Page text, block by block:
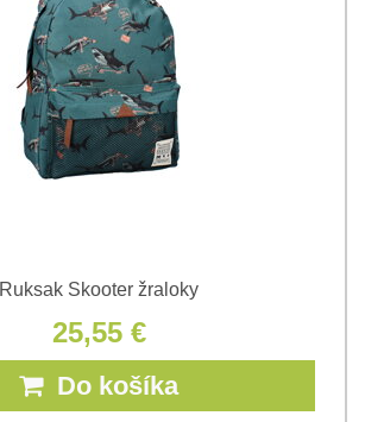
Ruksak Skooter žraloky
25,55 €
Do košíka